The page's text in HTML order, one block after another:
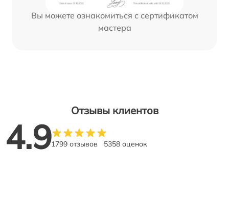
Вы можете ознакомиться с сертификатом
мастера
Отзывы клиентов
4.91799 отзывов 5358 оценок